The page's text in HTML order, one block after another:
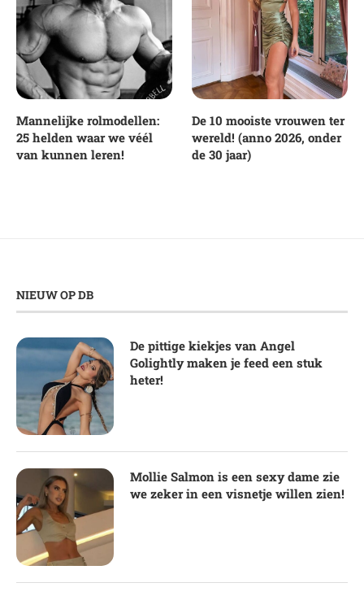
Mannelijke rolmodellen:
25 helden waar we véél
van kunnen leren!
De 10 mooiste vrouwen ter
wereld! (anno 2026, onder
de 30 jaar)
NIEUW OP DB
De pittige kiekjes van Angel
Golightly maken je feed een stuk
heter!
Mollie Salmon is een sexy dame zie
we zeker in een visnetje willen zien!